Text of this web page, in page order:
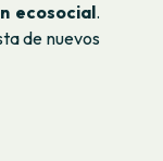
ecosocial.
de nuevos